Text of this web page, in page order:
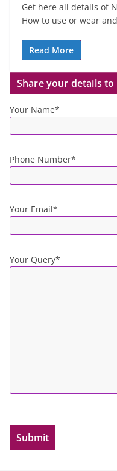
Get here all details of
How to use or wear
Read More
Share your details to
Your Name*
Phone Number*
Your Email*
Your Query*